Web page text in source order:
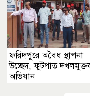
ফরিদপুরে অবৈধ স্থাপনা
উচ্ছেদ, ফুটপাত
অভিযান